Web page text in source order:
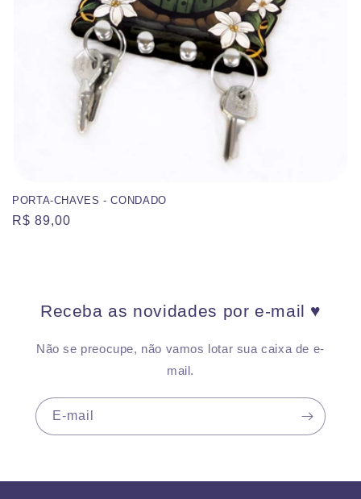
PORTA-CHAVES - CONDADO
Preço
R$ 89,00
Receba as novidades por e-mail ♥
Não se preocupe, não vamos lotar sua caixa de e-
mail.
E-mail